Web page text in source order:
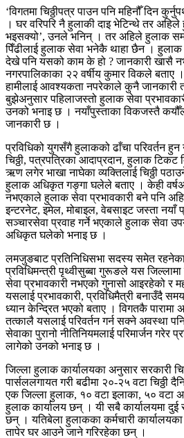
‘विगतमा चिठ्ठीपत्र पाउन पनि महिनौँ दिन
। घर वरिपरि नै हुलाकी दाइ भेटिन्थे तर अहिले
भइसक्यो’, उनले भनिन् । तर अहिले हुलाक
पिँढीलाई हुलाक सेवा भनेकै थाहा छैन ।
देखे पनि यसको काम के हो ? जानकारी खासै
नगरपालिकाका २२ वर्षीय कुमार विकले
हामीलाई आवश्यकता नपरेकाले कुनै जानकारी
बुझेअनुसार पहिलाजस्तो हुलाक सेवा
उनको भनाइ छ । नयाँपुस्ताका विकजस्तै
जानकारी छ ।
प्रविधिको युगसँगै हुलाकको ढाँचा परिवर्तन
चिठ्ठी, पत्रपत्रिका आदाप्रदान, हुलाक टिकट
ऋण लगेर भाखा नाघेका व्यक्तिलाई चिठ्ठी
हुलाक अधिकृत गङ्गा घलेले बताए । केही
नभएकाले हुलाक सेवा प्रभावकारी बने पनि
इन्टरनेट, इमेल, मोबाइल, वेबसाइट जस्ता नयाँ
सञ्चारसेवा प्रवाह गर्ने भएकाले हुलाक सेवा
अधिकृत घलेको भनाइ छ ।
लमजुङबाट प्रतिनिधिसभा सदस्य समेत
प्रविधिमन्त्री पृथ्वीसुब्बा गुरूङले यस
सेवा प्रभावकारी नभएको गुनासो आइरहेको र
यसलाई प्रभावकारी, प्रविधिमैत्री बनाउँदै
ध्यान केन्द्रित भएको बताए । विगतकै
तत्कालै यसलाई परिवर्तन गर्न सक्ने अवस्था
सेवाका पुरानो नीतिनियमलाई परिमार्जन गरेर
लागेको उनको भनाइ छ ।
जिल्ला हुलाक कार्यालयका अनुसार सरकारी
पार्सललगायत गरी बढीमा २०-२५ वटा चिठ्ठी
एक जिल्ला हुलाक, १० वटा इलाका, ५० वटा
हुलाक कार्यालय छन् । यी सबै कार्यालयमा दुई
छन् । यतिबेला हुलाकका कर्मचारी कार्यालयका
तापेर घर आउने जाने गरिरहेका छन् ।